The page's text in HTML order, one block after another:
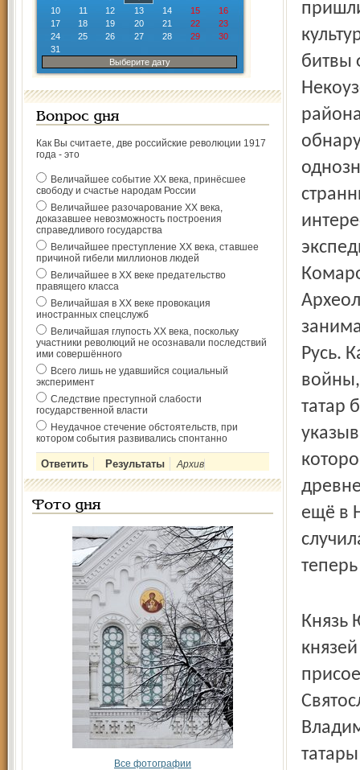
10
11 12 13 14 15
16
17
18 19 20 21 22
23
24
25 26 27 28 29
30
31
Выберите дату
Вопрос дня
Как Вы считаете, две российские революции 1917
года - это
Величайшее событие ХХ века, принёсшее
свободу и счастье народам России
Величайшее разочарование ХХ века,
доказавшее невозможность построения
справедливого государства
Величайшее преступление ХХ века, ставшее
причиной гибели миллионов людей
Величайшее в ХХ веке предательство
правящего класса
Величайшая в ХХ веке провокация
иностранных спецслужб
Величайшая глупость ХХ века, поскольку
участники революций не осознавали последствий
ими совершённого
Всего лишь не удавшийся социальный
эксперимент
Следствие преступной слабости
государственной власти
Неудачное стечение обстоятельств, при
котором события развивались спонтанно
Архив
Фото дня
Все фотографии
битвы
Русь.
татар
ещё в
Князь